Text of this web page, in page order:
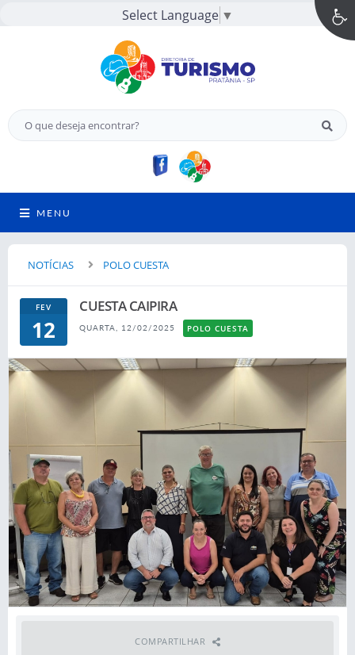
Select Language ▼
MENU
NOTÍCIAS POLO CUESTA
FEV
12
CUESTA CAIPIRA
QUARTA, 12/02/2025 POLO CUESTA
COMPARTILHAR